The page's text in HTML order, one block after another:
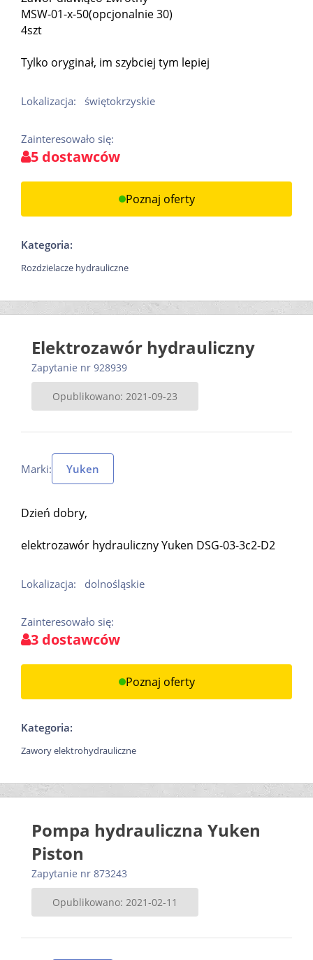
MSW-01-x-50(opcjonalnie 30)
4szt
Tylko oryginał, im szybciej tym lepiej
Lokalizacja: świętokrzyskie
Zainteresowało się:
5 dostawców
Poznaj oferty
Kategoria:
Rozdzielacze hydrauliczne
Elektrozawór hydrauliczny
Zapytanie nr 928939
Opublikowano: 2021-09-23
Marki: Yuken
Dzień dobry,
elektrozawór hydrauliczny Yuken DSG-03-3c2-D2
Lokalizacja: dolnośląskie
Zainteresowało się:
3 dostawców
Poznaj oferty
Kategoria:
Zawory elektrohydrauliczne
Pompa hydrauliczna Yuken
Piston
Zapytanie nr 873243
Opublikowano: 2021-02-11